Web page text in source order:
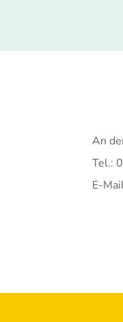
An
Tel.:
E-